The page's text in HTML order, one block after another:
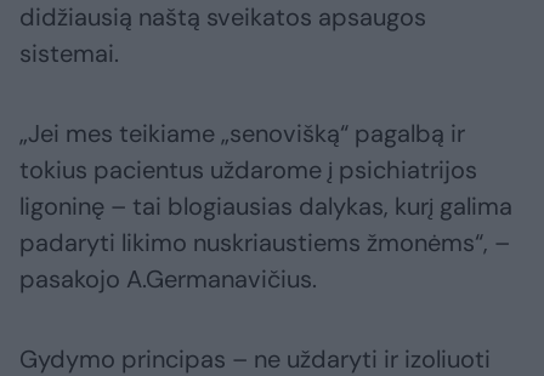
didžiausią naštą sveikatos apsaugos
sistemai.
„Jei mes teikiame „senovišką“ pagalbą ir
tokius pacientus uždarome į psichiatrijos
ligoninę – tai blogiausias dalykas, kurį galima
padaryti likimo nuskriaustiems žmonėms“, –
pasakojo A.Germanavičius.
Gydymo principas – ne uždaryti ir izoliuoti